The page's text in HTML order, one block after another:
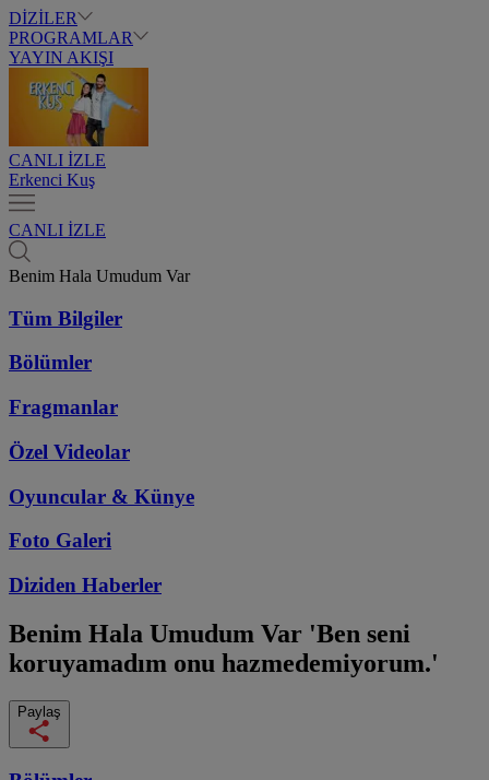
DİZİLER
PROGRAMLAR
YAYIN AKIŞI
CANLI İZLE
Erkenci Kuş
CANLI İZLE
Benim Hala Umudum Var
Tüm Bilgiler
Bölümler
Fragmanlar
Özel Videolar
Oyuncular & Künye
Foto Galeri
Diziden Haberler
Benim Hala Umudum Var 'Ben seni
koruyamadım onu hazmedemiyorum.'
Paylaş